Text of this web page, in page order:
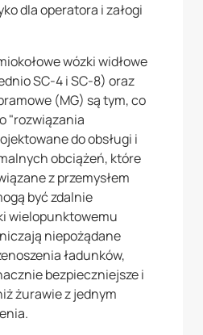
dla operatora i załogi
wózki widłowe
SC-4 i SC-8) oraz
(MG) są tym, co
"rozwiązania
do obsługi i
obciążeń, które
z przemysłem
być zdalnie
wielopunktowemu
niepożądane
ładunków,
bezpieczniejsze i
żurawie z jednym